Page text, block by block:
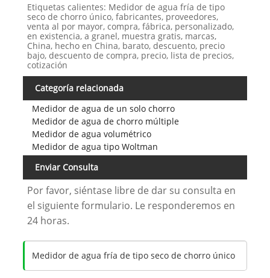
Etiquetas calientes: Medidor de agua fría de tipo
seco de chorro único, fabricantes, proveedores,
venta al por mayor, compra, fábrica, personalizado,
en existencia, a granel, muestra gratis, marcas,
China, hecho en China, barato, descuento, precio
bajo, descuento de compra, precio, lista de precios,
cotización
Categoría relacionada
Medidor de agua de un solo chorro
Medidor de agua de chorro múltiple
Medidor de agua volumétrico
Medidor de agua tipo Woltman
Enviar Consulta
Por favor, siéntase libre de dar su consulta en
el siguiente formulario. Le responderemos en
24 horas.